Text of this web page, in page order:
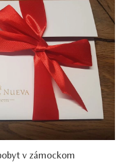
v zámockom